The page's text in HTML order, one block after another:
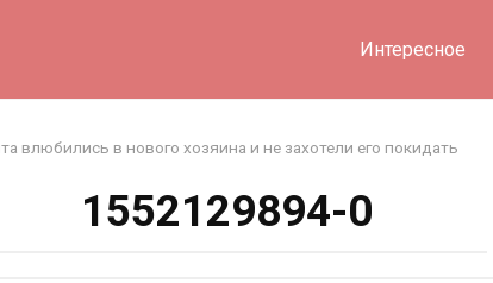
Интересное
влюбились в нового хозяина и не захотели его покидать
1552129894-0